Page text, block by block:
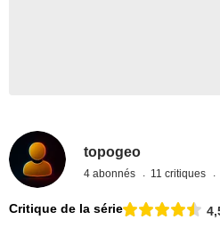
topogeo
4 abonnés 11 critiques
Critique de la série